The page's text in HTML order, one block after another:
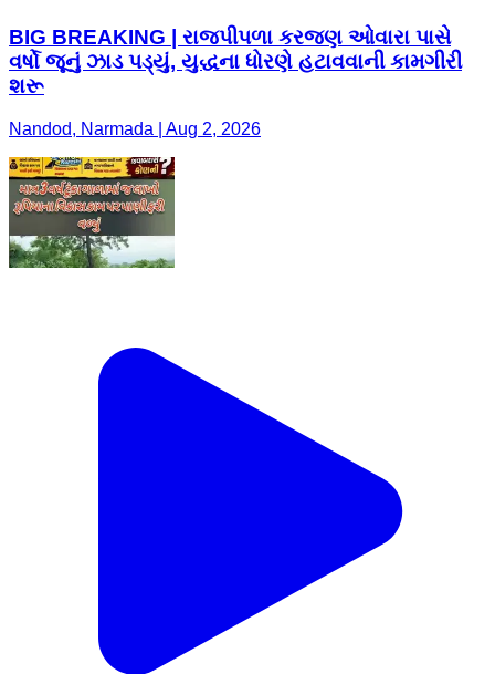
BIG BREAKING | રાજપીપળા કરજણ ઓવારા પાસે
વર્ષો જૂનું ઝાડ પડ્યું, યુદ્ધના ધોરણે હટાવવાની કામગીરી
શરૂ
Nandod, Narmada | Aug 2, 2026